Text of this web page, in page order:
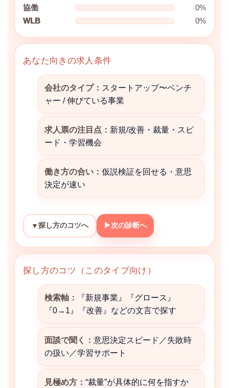
協働
0%
WLB
0%
あなた向きの求人条件
会社のタイプ： スタートアップ〜ベンチ
ャー / 伸びている事業
求人票の注目点： 新規/改善・裁量・スピ
ード・学習機会
働き方の合い：仮説検証を回せる・意思
決定が速い
▼探し方のコツへ ▶次の診断へ
探し方のコツ（このタイプ向け）
検索軸：
『新規事業』『グロース』
『0→1』『改善』などの文言で探す
面談で聞く：意思決定スピード／失敗時
の扱い／学習サポート
見極め方：“裁量”が具体的に何を指すか